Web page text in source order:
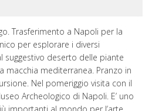
Trasferimento a Napoli per la
per esplorare i diversi
suggestivo deserto delle piante
macchia mediterranea. Pranzo in
Nel pomeriggio visita con il
Archeologico di Napoli. E’ uno
importanti al mondo per l’arte